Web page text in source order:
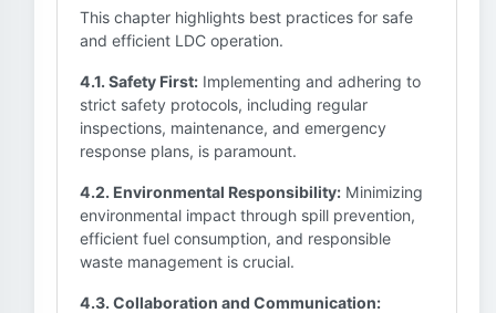
This chapter highlights best practices for safe
and efficient LDC operation.
4.1. Safety First: Implementing and adhering to
strict safety protocols, including regular
inspections, maintenance, and emergency
response plans, is paramount.
4.2. Environmental Responsibility: Minimizing
environmental impact through spill prevention,
efficient fuel consumption, and responsible
waste management is crucial.
4.3. Collaboration and Communication: